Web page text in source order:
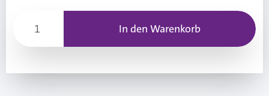
In den Warenkorb